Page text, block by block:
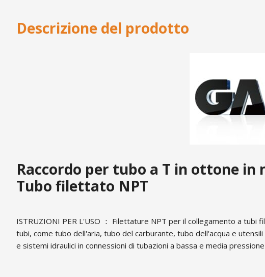
Descrizione del prodotto
Raccordo per tubo a T in ottone in
Tubo filettato NPT
ISTRUZIONI PER L'USO ： Filettature NPT per il collegamento a
tubi, come tubo dell'aria, tubo del carburante, tubo dell'acqua e
e sistemi idraulici in connessioni di tubazioni a bassa e media